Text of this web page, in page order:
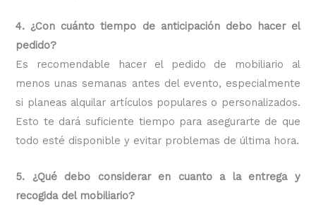
4. ¿Con cuánto tiempo de anticipación debo hacer el
pedido?
Es recomendable hacer el pedido de mobiliario al
menos unas semanas antes del evento, especialmente
si planeas alquilar artículos populares o personalizados.
Esto te dará suficiente tiempo para asegurarte de que
todo esté disponible y evitar problemas de última hora.
5. ¿Qué debo considerar en cuanto a la entrega y
recogida del mobiliario?